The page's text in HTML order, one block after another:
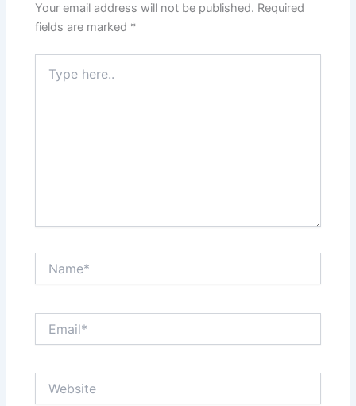
Your email address will not be published. Required
fields are marked *
here..